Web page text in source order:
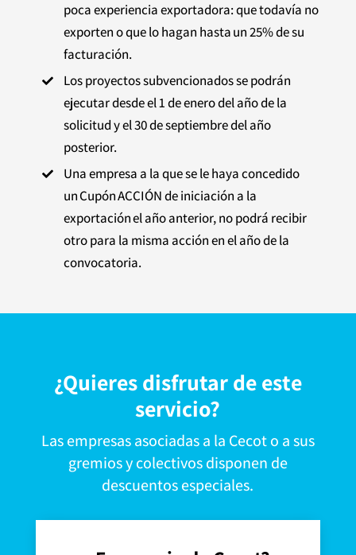
poca experiencia exportadora: que todavía no
exporten o que lo hagan hasta un 25% de su
facturación.

Los proyectos subvencionados se podrán
ejecutar desde el 1 de enero del año de la
solicitud y el 30 de septiembre del año
posterior.

Una empresa a la que se le haya concedido
un Cupón ACCIÓN de iniciación a la
exportación el año anterior, no podrá recibir
otro para la misma acción en el año de la
convocatoria.
¿Quieres disfrutar de este
servicio?
Las empresas asociadas a la Cecot o a sus
gremios y colectivos disponen de
descuentos especiales.